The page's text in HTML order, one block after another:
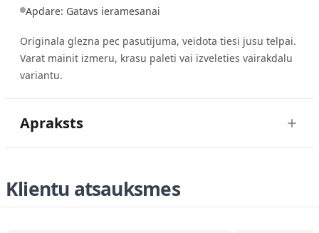
Apdare: Gatavs ieramesanai
Originala glezna pec pasutijuma, veidota tiesi jusu telpai.
Varat mainit izmeru, krasu paleti vai izveleties vairakdalu
variantu.
Apraksts
Klientu atsauksmes